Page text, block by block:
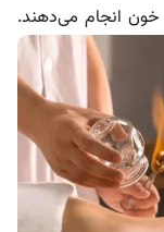
انجام می‌دهند.